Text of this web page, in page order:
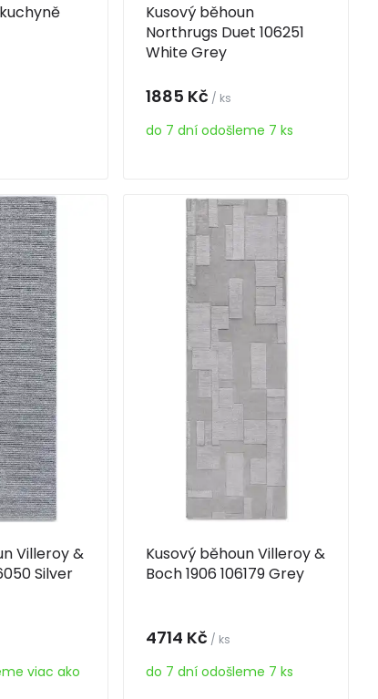
Kusový běhoun
Northrugs Duet 106251
White Grey
1885 Kč / ks
do 7 dní odošleme 7 ks
Villeroy &
Silver
viac ako
Kusový běhoun Villeroy &
Boch 1906 106179 Grey
4714 Kč / ks
do 7 dní odošleme 7 ks